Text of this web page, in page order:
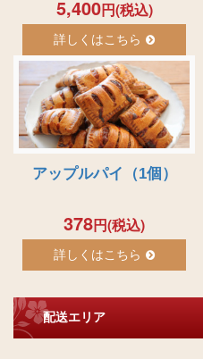
5,400円(税込)
詳しくはこちら
アップルパイ（1個）
378円(税込)
詳しくはこちら
配送エリア